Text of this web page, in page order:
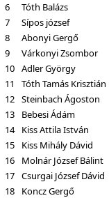
6
Tóth Balázs
7
Sípos józsef
8
Abonyi Gergő
9
Várkonyi Zsombor
10 Adler György
11
Tóth Tamás Krisztián
12 Steinbach Ágoston
13
Bebesi Ádám
14 Kiss Attila István
15
Kiss Mihály Dávid
16
Molnár József Bálint
17 Csurgai József Dávid
18
Koncz Gergő